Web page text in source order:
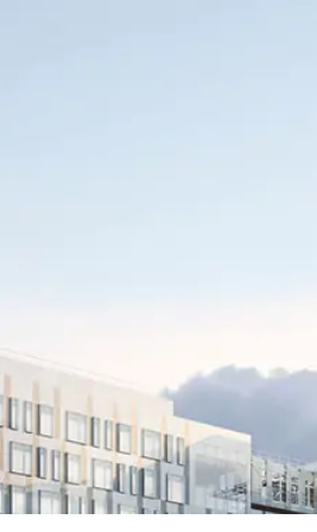
Dispositif Éco-énergie tertiaire
Implantations